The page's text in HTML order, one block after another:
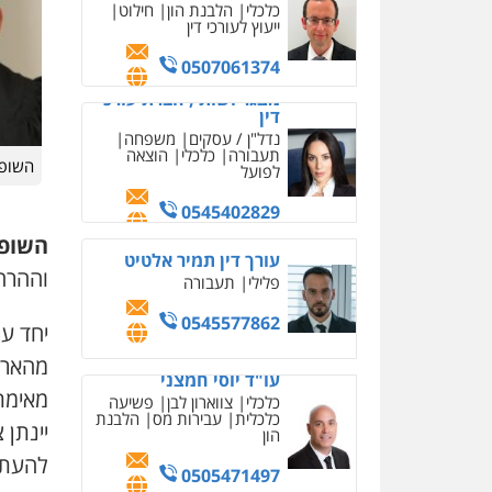
כלכלית עבירות מס הלבנת
הון
0505471497
גיל דביר – משרד עורכי
דין
פלילי פשיעה כלכלית
צווארון לבן
0506217771
עו"ד אביגדור פלדמן
פלילי אסירים
0505345826
עו"ד תמיר סולומון
פלילי כלכלי מיסים הלבנת
הון
0528758840
יחד